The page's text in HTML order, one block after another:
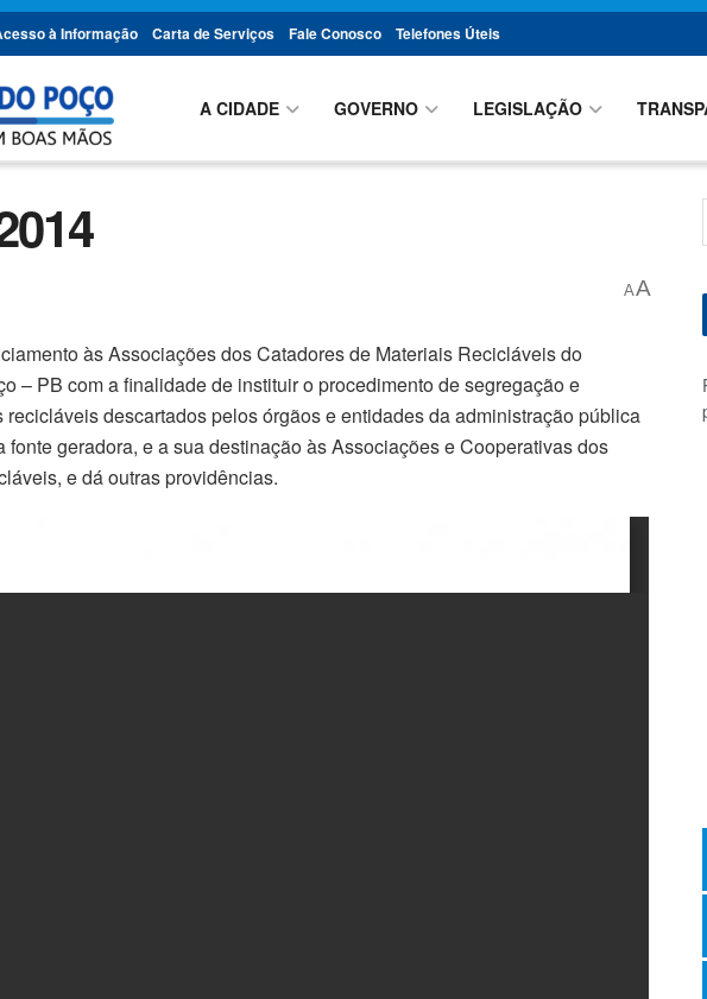
à Informação Carta de Serviços Fale Conosco Telefones Úteis
A CIDADE GOVERNO LEGISLAÇÃO
AA
às Associações dos Catadores de Materiais Recicláveis do
– PB com a finalidade de instituir o procedimento de segregação e
descartados pelos órgãos e entidades da administração pública
fonte geradora, e a sua destinação às Associações e Cooperativas dos
e dá outras providências.